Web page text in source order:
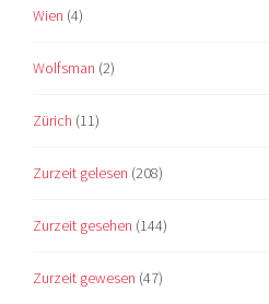
Wien (4)
Wolfsman (2)
Zürich (11)
Zurzeit gelesen (208)
Zurzeit gesehen (144)
Zurzeit gewesen (47)